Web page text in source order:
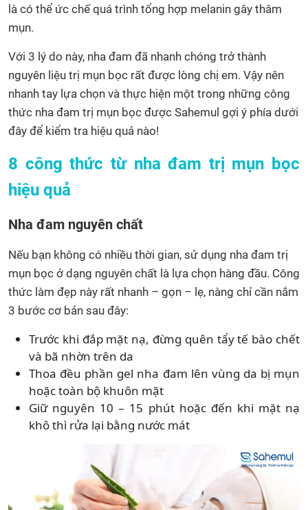
là có thể ức chế quá trình tổng hợp melanin gây thâm
mụn.
Với 3 lý do này, nha đam đã nhanh chóng trở thành
nguyên liệu trị mụn bọc rất được lòng chị em. Vậy nên
nhanh tay lựa chọn và thực hiện một trong những công
thức nha đam trị mụn bọc được Sahemul gợi ý phía dưới
đây để kiểm tra hiệu quả nào!
8 công thức từ nha đam trị mụn bọc
hiệu quả
Nha đam nguyên chất
Nếu bạn không có nhiều thời gian, sử dụng nha đam trị
mụn bọc ở dạng nguyên chất là lựa chọn hàng đầu. Công
thức làm đẹp này rất nhanh – gọn – lẹ, nàng chỉ cần nắm
3 bước cơ bản sau đây:
Trước khi đắp mặt nạ, đừng quên tẩy tế bào chết
và bã nhờn trên da
Thoa đều phần gel nha đam lên vùng da bị mụn
hoặc toàn bộ khuôn mặt
Giữ nguyên 10 – 15 phút hoặc đến khi mặt nạ
khô thì rửa lại bằng nước mát